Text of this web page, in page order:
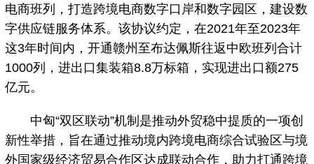
电商班列，打造跨境电商数字口岸和数字园区，建设数
字供应链服务体系。该协议约定，在2021年至2023年
这3年时间内，开通赣州至布达佩斯往返中欧班列合计
1000列，进出口集装箱8.8万标箱，实现进出口额275
亿元。
中匈“双区联动”机制是推动外贸稳中提质的一项创
新性举措，旨在通过推动境内跨境电商综合试验区与境
外国家级经济贸易合作区达成联动合作，助力打通跨境